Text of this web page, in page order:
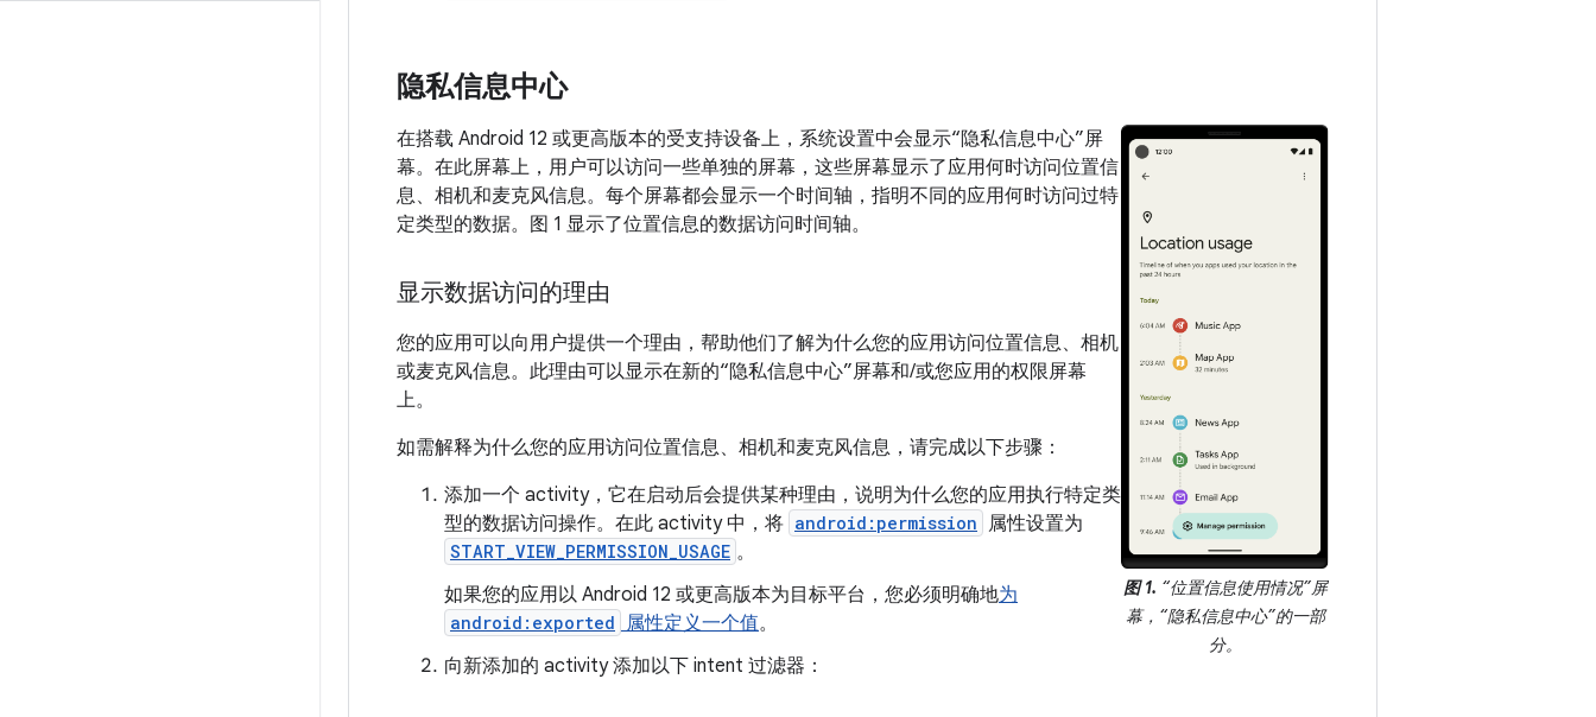
隐私信息中心
图 1. “位置信息使用情况”屏
幕，“隐私信息中心”的一部
分。
在搭载 Android 12 或更高版本的受支持设备上，系统设置中会显示“隐私信息中心”屏
幕。在此屏幕上，用户可以访问一些单独的屏幕，这些屏幕显示了应用何时访问位置信
息、相机和麦克风信息。每个屏幕都会显示一个时间轴，指明不同的应用何时访问过特
定类型的数据。图 1 显示了位置信息的数据访问时间轴。
显示数据访问的理由
您的应用可以向用户提供一个理由，帮助他们了解为什么您的应用访问位置信息、相机
或麦克风信息。此理由可以显示在新的“隐私信息中心”屏幕和/或您应用的权限屏幕
上。
如需解释为什么您的应用访问位置信息、相机和麦克风信息，请完成以下步骤：
添加一个 activity，它在启动后会提供某种理由，说明为什么您的应用执行特定类
型的数据访问操作。在此 activity 中，将 android:permission 属性设置为
START_VIEW_PERMISSION_USAGE 。
如果您的应用以 Android 12 或更高版本为目标平台，您必须明确地为
android:exported 属性定义一个值。
向新添加的 activity 添加以下 intent 过滤器：